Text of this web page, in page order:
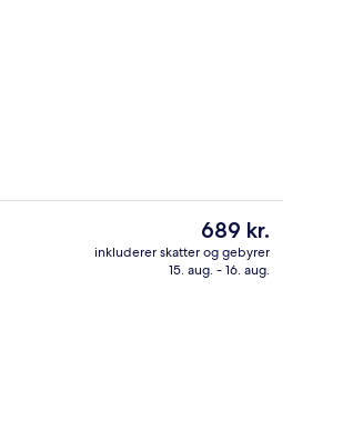
Den
nuværende
pris
689 kr.
inkluderer skatter og gebyrer
15. aug. - 16. aug.